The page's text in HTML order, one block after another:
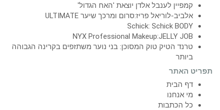
קמפיין לענבל אלדן יוצאת 'האח הגדול'
אלביב-לוריאל פריז:סרום ומרכך שיער ULTIMATE
Schick: Schick BODY
NYX Professional Makeup:JELLY JOB
טרנד הטיק טוק המסוכן: בני נוער משתזפים בקרינה הגבוהה
ביותר
תפריט האתר
דף הבית
מי אנחנו
כל הכתבות